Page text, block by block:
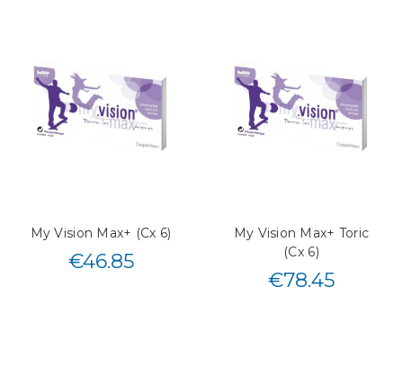
My Vision Max+ (Cx 6)
€46.85
My Vision Max+ Toric
(Cx 6)
€78.45